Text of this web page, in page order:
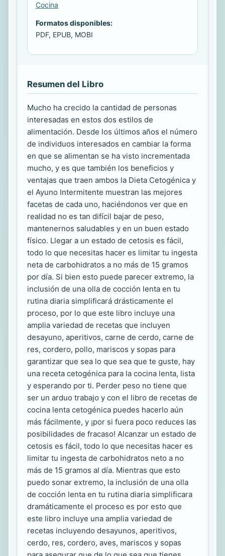
Cocina
Formatos disponibles:
PDF, EPUB, MOBI
Resumen del Libro
Mucho ha crecido la cantidad de personas
interesadas en estos dos estilos de
alimentación. Desde los últimos años el número
de individuos interesados en cambiar la forma
en que se alimentan se ha visto incrementada
mucho, y es que también los beneficios y
ventajas que traen ambos la Dieta Cetogénica y
el Ayuno Intermitente muestran las mejores
facetas de cada uno, haciéndonos ver que en
realidad no es tan difícil bajar de peso,
mantenernos saludables y en un buen estado
físico. Llegar a un estado de cetosis es fácil,
todo lo que necesitas hacer es limitar tu ingesta
neta de carbohidratos a no más de 15 gramos
por día. Si bien esto puede parecer extremo, la
inclusión de una olla de cocción lenta en tu
rutina diaria simplificará drásticamente el
proceso, por lo que este libro incluye una
amplia variedad de recetas que incluyen
desayuno, aperitivos, carne de cerdo, carne de
res, cordero, pollo, mariscos y sopas para
garantizar que sea lo que sea que te guste, hay
una receta cetogénica para la cocina lenta, lista
y esperando por ti. Perder peso no tiene que
ser un arduo trabajo y con el libro de recetas de
cocina lenta cetogénica puedes hacerlo aún
más fácilmente, y ¡por si fuera poco reduces las
posibilidades de fracaso! Alcanzar un estado de
cetosis es fácil, todo lo que necesitas hacer es
limitar tu ingesta de carbohidratos neto a no
más de 15 gramos al día. Mientras que esto
puedo sonar extremo, la inclusión de una olla
de cocción lenta en tu rutina diaria simplificara
dramáticamente el proceso es por esto que
este libro incluye una amplia variedad de
recetas incluyendo desayunos, aperitivos,
cerdo, res, cordero, aves, mariscos y sopas